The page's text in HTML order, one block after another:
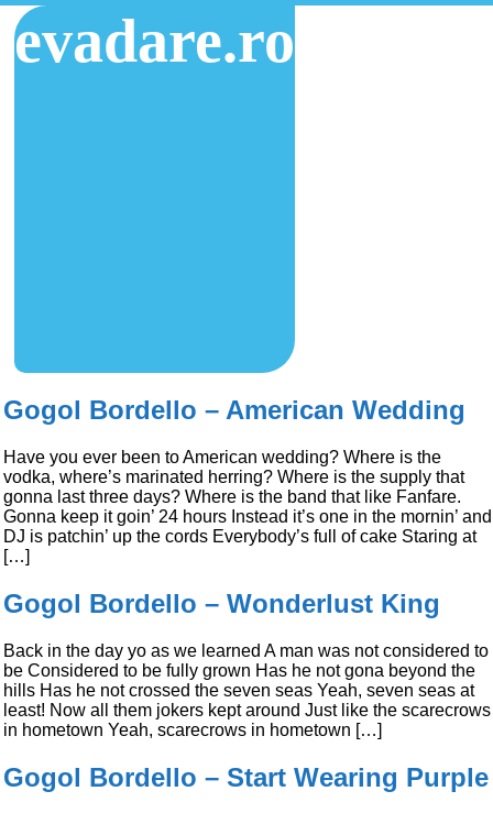
evadare.ro
Gogol Bordello – American Wedding
Have you ever been to American wedding? Where is the
vodka, where’s marinated herring? Where is the supply that
gonna last three days? Where is the band that like Fanfare.
Gonna keep it goin’ 24 hours Instead it’s one in the mornin’ and
DJ is patchin’ up the cords Everybody’s full of cake Staring at
[…]
Gogol Bordello – Wonderlust King
Back in the day yo as we learned A man was not considered to
be Considered to be fully grown Has he not gona beyond the
hills Has he not crossed the seven seas Yeah, seven seas at
least! Now all them jokers kept around Just like the scarecrows
in hometown Yeah, scarecrows in hometown […]
Gogol Bordello – Start Wearing Purple